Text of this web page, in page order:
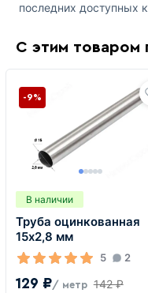
последних доступных
С этим товаром
В наличии
Труба оцинкованная
15х2,8 мм
5 2
129 ₽/ метр 142 ₽
-9%